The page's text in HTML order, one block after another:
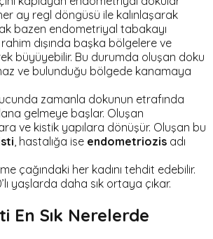
ay regl döngüsü ile kalınlaşarak
bazen endometriyal tabakayı
dışında başka bölgelere ve
büyüyebilir. Bu durumda oluşan doku
ve bulunduğu bölgede kanamaya
zamanla dokunun etrafında
gelmeye başlar. Oluşan
ve kistik yapılara dönüşür. Oluşan bu
, hastalığa ise endometriozis adı
çağındaki her kadını tehdit edebilir.
yaşlarda daha sık ortaya çıkar.
En Sık Nerelerde